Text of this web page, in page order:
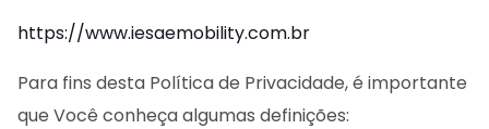
https://www.iesaemobility.com.br
Para fins desta Política de Privacidade, é importante
que Você conheça algumas definições: